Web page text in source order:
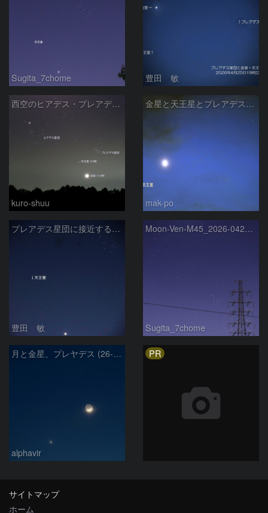
Sugita_7chome 豊田 敏
西空のヒアデス・プレアデス星団と金星(-3.9等)・天王星(5.8等) (2026/04/21)
kuro-shuu
金星と天王星とプレアデス星団の接近
mak-po
プレアデス星団に接近する金星と天王星 2026/4/21
豊田 敏
Moon-Ven-M45_2026-0420-1937
Sugita_7chome
月と金星、プレヤデス (26-04-19)
alphavir
PR
サイトマップ
ホーム